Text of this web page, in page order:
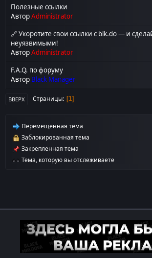
Полезные ссылки
АвторAdministrator
🔗 Укоротите свои ссылки с blk.do — и
неуязвимыми!
АвторAdministrator
F.A.Q. по форуму
Автор Black Manager
ВВЕРХ Страницы 1
Перемещенная тема
Заблокированная тема
Закрепленная тема
Тема, которую вы отслеживаете